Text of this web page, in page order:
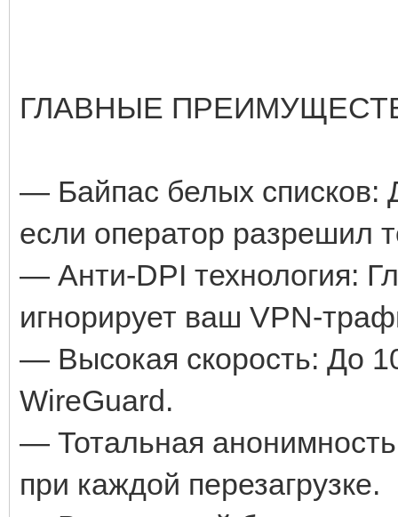
ГЛАВНЫЕ
— Байпас белых списков:
если оператор разрешил
— Анти-DPI технология:
игнорирует ваш VPN-
— Высокая скорость: До
WireGuard.
— Тотальная
при каждой перезагрузке.